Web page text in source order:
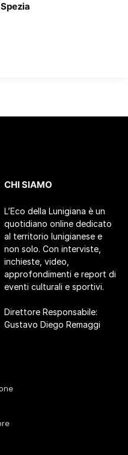
CHI SIAMO
L’Eco della Lunigiana è un
quotidiano online dedicato
al territorio lunigianese e
non solo. Con interviste,
inchieste, video,
approfondimenti e report di
eventi culturali e sportivi.
Direttore Responsabile:
Gustavo Diego Remaggi